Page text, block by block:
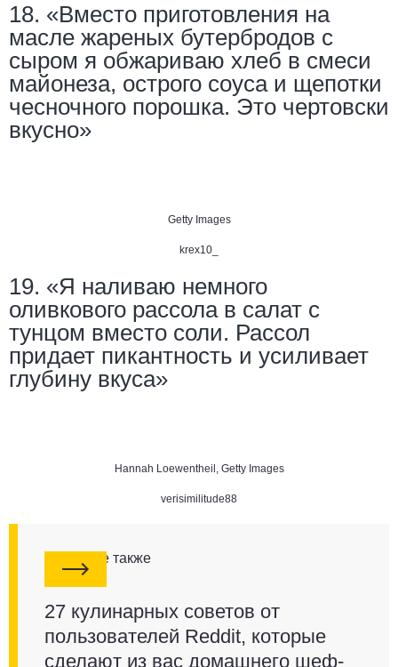
18. «Вместо приготовления на
масле жареных бутербродов с
сыром я обжариваю хлеб в смеси
майонеза, острого соуса и щепотки
чесночного порошка. Это чертовски
вкусно»
Getty Images
krex10_
19. «Я наливаю немного
оливкового рассола в салат с
тунцом вместо соли. Рассол
придает пикантность и усиливает
глубину вкуса»
Hannah Loewentheil, Getty Images
verisimilitude88
Смотрите также
27 кулинарных советов от
пользователей Reddit, которые
сделают из вас домашнего шеф-